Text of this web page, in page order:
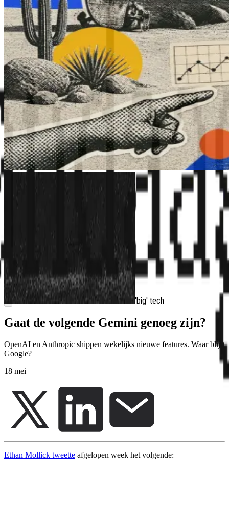
Ontdek PRO
'big' tech
Gaat de volgende Gemini genoeg zijn?
OpenAI en Anthropic shippen wekelijks nieuwe features. Waar blijft
Google?
18 mei
Ethan Mollick tweette afgelopen week het volgende: